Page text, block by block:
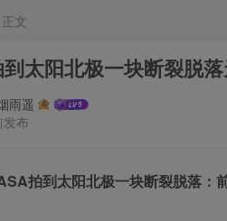
正文
太阳北极一块断裂脱
雨遥
发布
拍到太阳北极一块断裂脱落：